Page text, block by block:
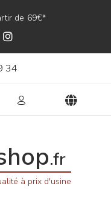
de 69€*
34
.fr
à prix d'usine